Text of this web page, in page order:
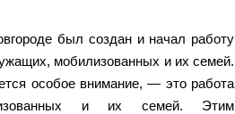
был создан и начал работу
мобилизованных и их семей.
особое внимание, — это работа
и их семей. Этим